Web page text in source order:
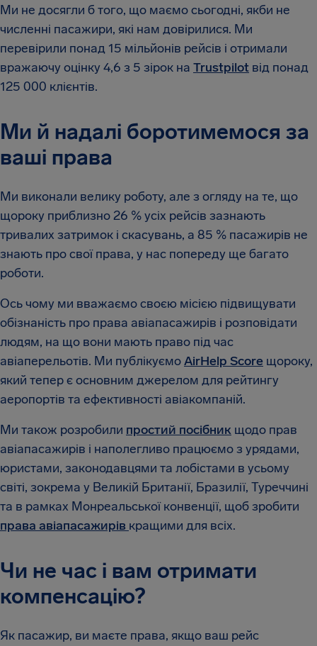
Ми не досягли б того, що маємо сьогодні, якби не
численні пасажири, які нам довірилися. Ми
перевірили понад 15 мільйонів рейсів і отримали
вражаючу оцінку 4,6 з 5 зірок на Trustpilot від понад
125 000 клієнтів.
Ми й надалі боротимемося за
ваші права
Ми виконали велику роботу, але з огляду на те, що
щороку приблизно 26 % усіх рейсів зазнають
тривалих затримок і скасувань, а 85 % пасажирів не
знають про свої права, у нас попереду ще багато
роботи.
Ось чому ми вважаємо своєю місією підвищувати
обізнаність про права авіапасажирів і розповідати
людям, на що вони мають право під час
авіаперельотів. Ми публікуємоAirHelp Score щороку,
який тепер є основним джерелом для рейтингу
аеропортів та ефективності авіакомпаній.
Ми також розробили простий посібник щодо прав
авіапасажирів і наполегливо працюємо з урядами,
юристами, законодавцями та лобістами в усьому
світі, зокрема у Великій Британії, Бразилії, Туреччині
та в рамках Монреальської конвенції, щоб зробити
права авіапасажирів кращими для всіх.
Чи не час і вам отримати
компенсацію?
Як пасажир, ви маєте права, якщо ваш рейс